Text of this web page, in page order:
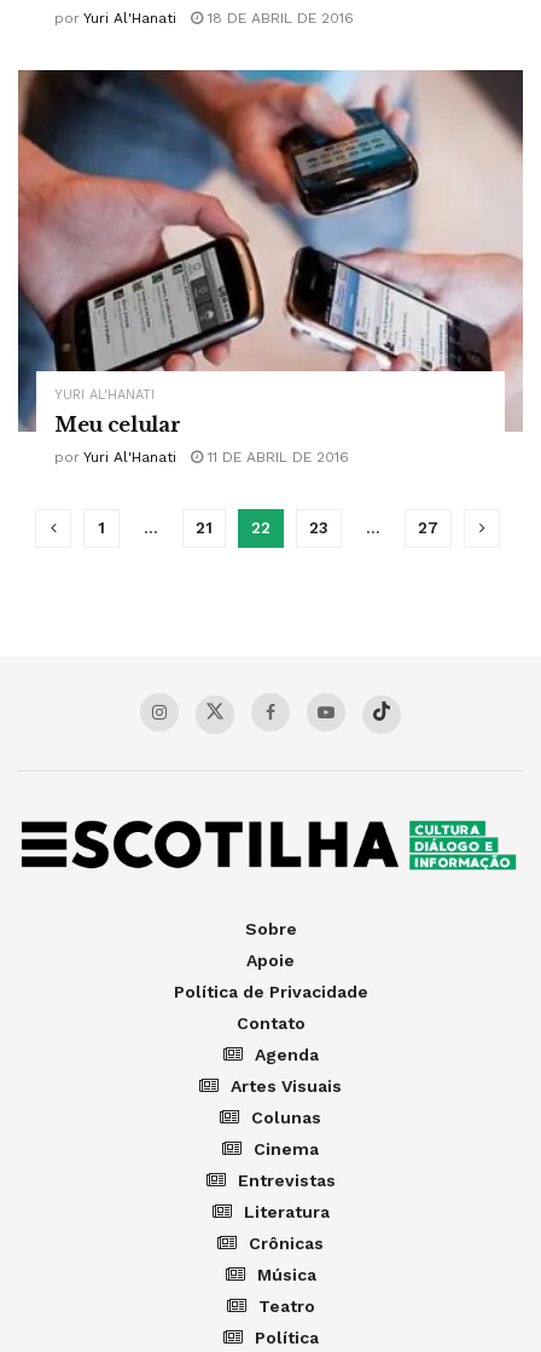
por Yuri Al'Hanati 18 DE ABRIL DE 2016
YURI AL'HANATI
Meu celular
por Yuri Al'Hanati 11 DE ABRIL DE 2016
1 … 21 22 23 … 27
Sobre
Apoie
Política de Privacidade
Contato
Agenda
Artes Visuais
Colunas
Cinema
Entrevistas
Literatura
Crônicas
Música
Teatro
Política